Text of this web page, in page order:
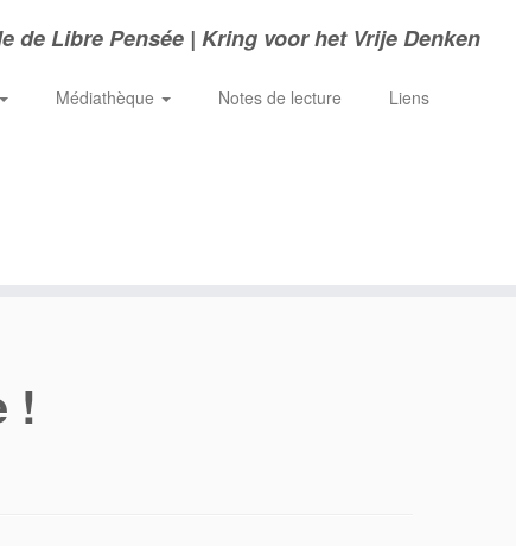
de Libre Pensée | Kring voor het Vrije Denken
Médiathèque Notes de lecture
Liens
!